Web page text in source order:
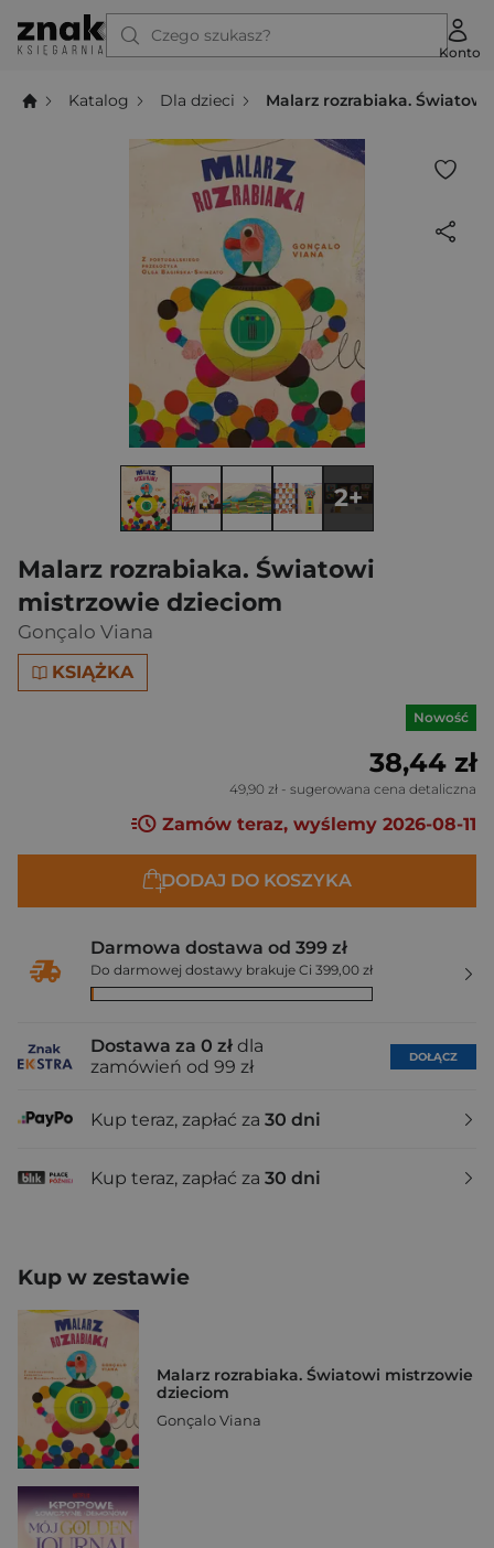
Czego szukasz?
Konto
Katalog Dla dzieci Malarz rozrabiaka.
Malarz rozrabiaka. Światowi
mistrzowie dzieciom
Gonçalo Viana
KSIĄŻKA
2+
Nowość
38,44 zł
49,90 zł - sugerowana cena detaliczna
Zamów teraz, wyślemy 2026-08-11
DODAJ DO KOSZYKA
Darmowa dostawa od 399 zł
Do darmowej dostawy brakuje Ci 399,00 zł
Dostawa za 0 zł dla
zamówień od 99 zł
DOŁĄCZ
Kup teraz, zapłać za 30 dni
Kup teraz, zapłać za 30 dni
Kup w zestawie
Malarz rozrabiaka. Światowi mistrzowie
dzieciom
Gonçalo Viana